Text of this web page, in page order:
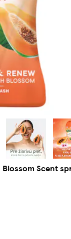
Scent